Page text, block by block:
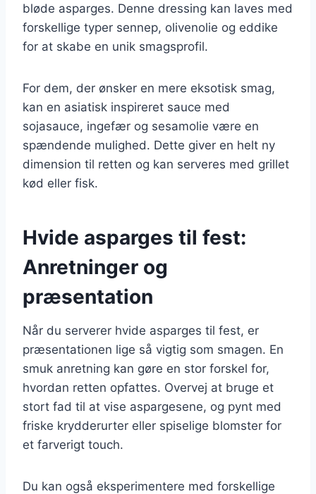
bløde asparges. Denne dressing kan laves med
forskellige typer sennep, olivenolie og eddike
for at skabe en unik smagsprofil.
For dem, der ønsker en mere eksotisk smag,
kan en asiatisk inspireret sauce med
sojasauce, ingefær og sesamolie være en
spændende mulighed. Dette giver en helt ny
dimension til retten og kan serveres med grillet
kød eller fisk.
Hvide asparges til fest:
Anretninger og
præsentation
Når du serverer hvide asparges til fest, er
præsentationen lige så vigtig som smagen. En
smuk anretning kan gøre en stor forskel for,
hvordan retten opfattes. Overvej at bruge et
stort fad til at vise aspargesene, og pynt med
friske krydderurter eller spiselige blomster for
et farverigt touch.
Du kan også eksperimentere med forskellige